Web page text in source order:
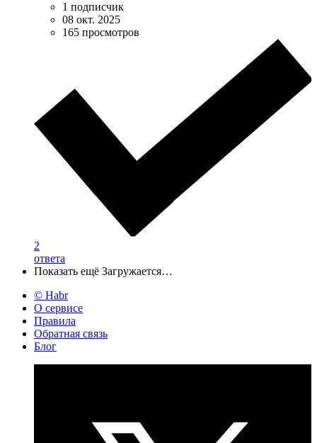
1 подписчик
08 окт. 2025
165 просмотров
2
ответа
Показать ещё Загружается…
© Habr
О сервисе
Правила
Обратная связь
Блог